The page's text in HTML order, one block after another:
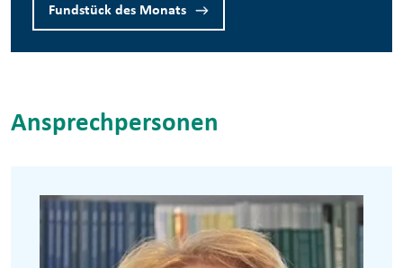
Fundstück des Monats
Ansprechpersonen